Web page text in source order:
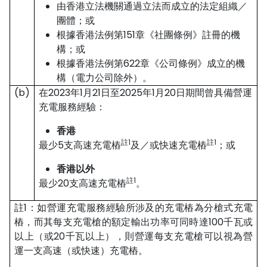
由香港立法機關通過立法而成立的法定組織／
團體；或
根據香港法例第151章《社團條例》註冊的機
構；或
根據香港法例第622章《公司條例》成立的機
構（電力公司除外）。
(b)
在2023年1月21日至2025年1月20日期間曾具備營運
充電服務經驗：
香港
最少5支高速充電樁註1及／或快速充電樁註1 ；或
香港以外
最少20支高速充電樁註1。
註1：如營運充電服務經驗所涉及的充電樁為分槍式充電
樁，而其每支充電槍的額定輸出功率可同時達100千瓦或
以上（或20千瓦以上），則營運每支充電槍可以視為營
運一支高速（或快速）充電樁。